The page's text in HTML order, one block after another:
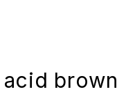
brown